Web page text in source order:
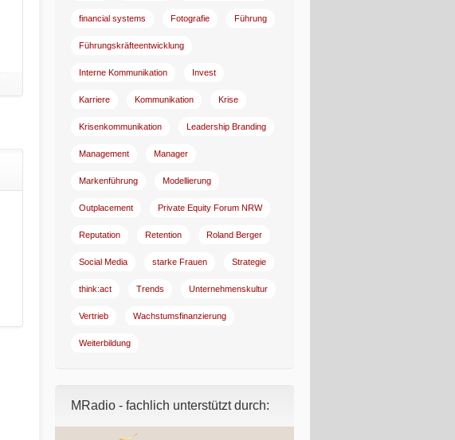
financial systems Fotografie Führung
Führungskräfteentwicklung
Interne Kommunikation Invest
Karriere Kommunikation Krise
Krisenkommunikation Leadership Branding
Management Manager
Markenführung Modellierung
Outplacement Private Equity Forum NRW
Reputation Retention Roland Berger
Social Media starke Frauen Strategie
think:act Trends Unternehmenskultur
Vertrieb Wachstumsfinanzierung
Weiterbildung
MRadio - fachlich unterstützt durch: